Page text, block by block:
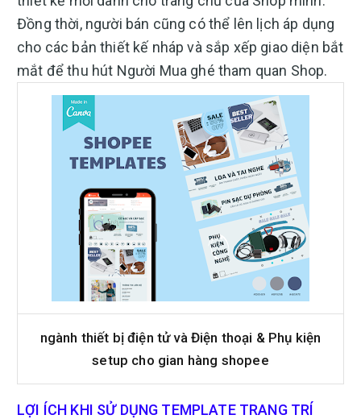
Đồng thời, người bán cũng có thể lên lịch áp dụng
cho các bản thiết kế nháp và sắp xếp giao diện bắt
mắt để thu hút Người Mua ghé tham quan Shop.
ngành thiết bị điện tử và Điện thoại & Phụ kiện
setup cho gian hàng shopee
LỢI ÍCH KHI SỬ DỤNG TEMPLATE TRANG TRÍ